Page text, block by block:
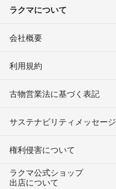
ラクマについて
会社概要
利用規約
古物営業法に基づく表記
サステナビリティメッセージ
権利侵害について
ラクマ公式ショップ
出店について